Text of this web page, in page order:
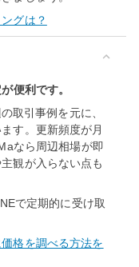
グは？
便利です。
取引事例を元に、
す。更新頻度が月
なら周辺相場が即
観が入らない点も
で定期的に受け取
格を調べる方法を